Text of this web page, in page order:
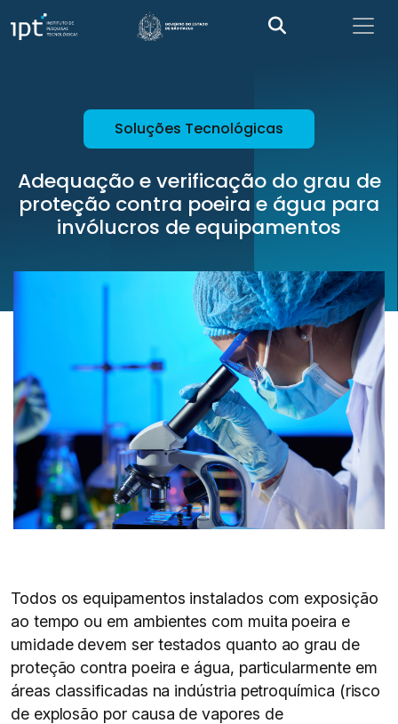
Soluções Tecnológicas
Adequação e verificação do grau de
proteção contra poeira e água para
invólucros de equipamentos
Todos os equipamentos instalados com exposição
ao tempo ou em ambientes com muita poeira e
umidade devem ser testados quanto ao grau de
proteção contra poeira e água, particularmente em
áreas classificadas na indústria petroquímica (risco
de explosão por causa de vapores de